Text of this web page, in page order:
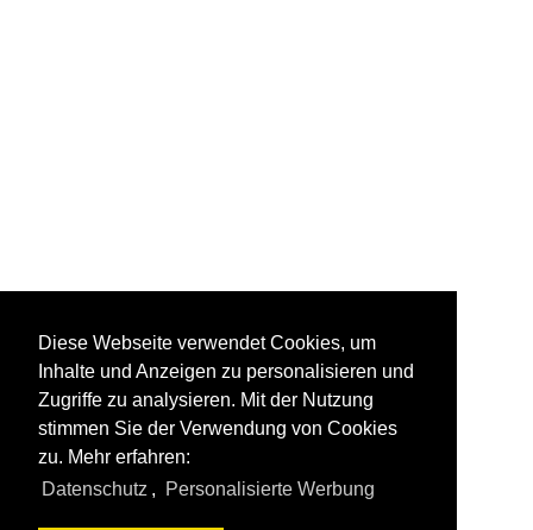
Diese Webseite verwendet Cookies, um
Inhalte und Anzeigen zu personalisieren und
Zugriffe zu analysieren. Mit der Nutzung
stimmen Sie der Verwendung von Cookies
zu. Mehr erfahren:
Datenschutz , Personalisierte Werbung